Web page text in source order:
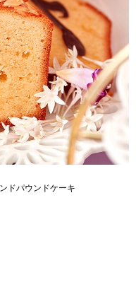
ドパウンドケーキ